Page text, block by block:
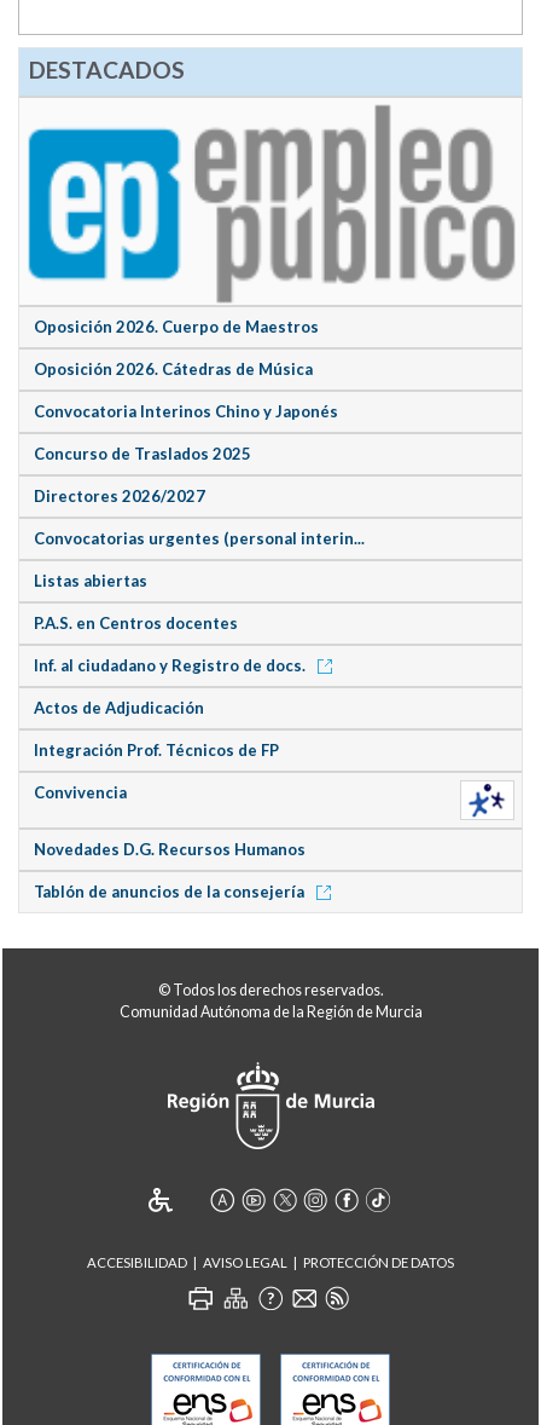
DESTACADOS
Oposición 2026. Cuerpo de Maestros
Oposición 2026. Cátedras de Música
Convocatoria Interinos Chino y Japonés
Concurso de Traslados 2025
Directores 2026/2027
Convocatorias urgentes (personal interin...
Listas abiertas
P.A.S. en Centros docentes
Inf. al ciudadano y Registro de docs.
Actos de Adjudicación
Integración Prof. Técnicos de FP
Convivencia
Novedades D.G. Recursos Humanos
Tablón de anuncios de la consejería
© Todos los derechos reservados.
Comunidad Autónoma de la Región de Murcia
ACCESIBILIDAD AVISO LEGAL PROTECCIÓN DE DATOS